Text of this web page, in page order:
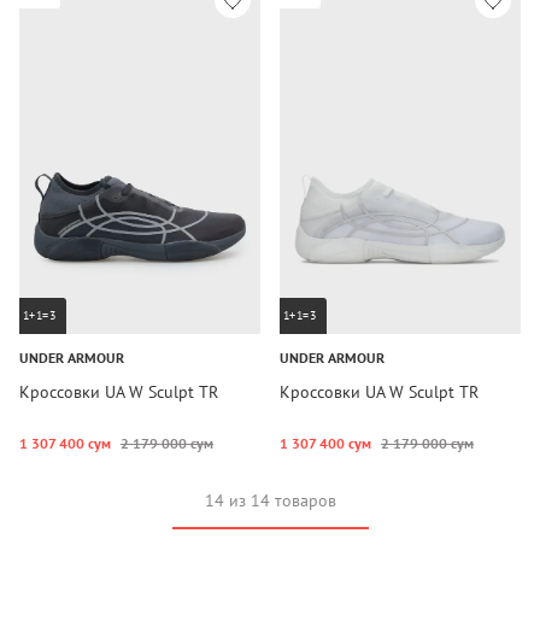
1+1=3
UNDER ARMOUR
Кроссовки UA W Sculpt TR
1 307 400 сум 2 179 000 сум
1+1=3
UNDER ARMOUR
Кроссовки UA W Sculpt TR
1 307 400 сум 2 179 000 сум
14 из 14 товаров